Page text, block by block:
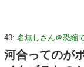
43: 名無しさん＠恐縮
河合ってのが